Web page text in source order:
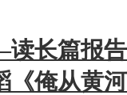
长篇报告
俺从黄